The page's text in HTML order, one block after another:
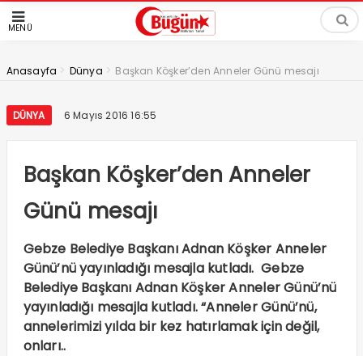
MENÜ
Anasayfa > Dünya > Başkan Köşker’den Anneler Günü mesajı
DÜNYA 6 Mayıs 2016 16:55
Başkan Köşker’den Anneler
Günü mesajı
Gebze Belediye Başkanı Adnan Köşker Anneler
Günü’nü yayınladığı mesajla kutladı. Gebze
Belediye Başkanı Adnan Köşker Anneler Günü’nü
yayınladığı mesajla kutladı. “Anneler Günü’nü,
annelerimizi yılda bir kez hatırlamak için değil,
onları..